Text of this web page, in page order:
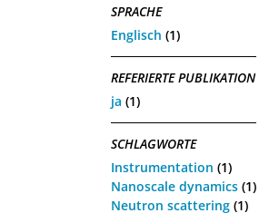
SPRACHE
Englisch (1)
REFERIERTE PUBLIKATION
ja (1)
SCHLAGWORTE
Instrumentation (1)
Nanoscale dynamics (1)
Neutron scattering (1)